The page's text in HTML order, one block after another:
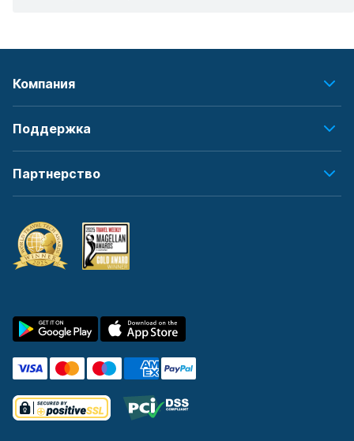
Компания
Поддержка
Партнерство